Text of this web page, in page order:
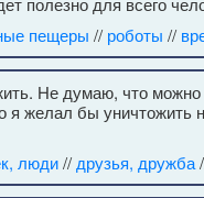
пещеры // роботы //
Не думаю, что можно
я желал бы уничтожить
люди// друзья, дружба